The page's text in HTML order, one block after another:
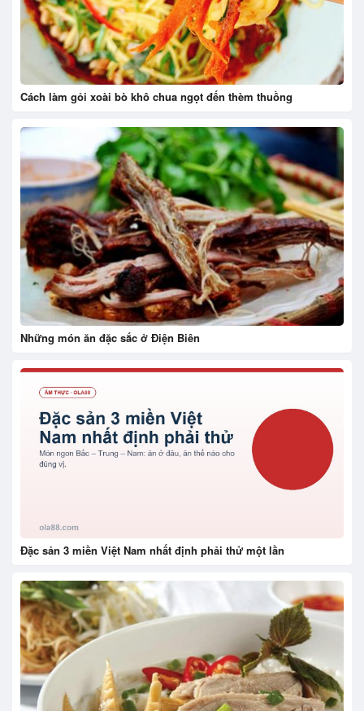
Cách làm gỏi xoài bò khô chua ngọt đến thèm thuồng
Những món ăn đặc sắc ở Điện Biên
Đặc sản 3 miền Việt Nam nhất định phải thử một lần